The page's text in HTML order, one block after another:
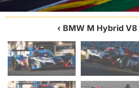
BMW M Hybrid V8